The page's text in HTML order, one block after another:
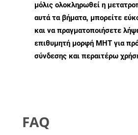
μόλις ολοκληρωθεί η
αυτά τα βήματα, μπορείτε
και να πραγματοποιήσετε
επιθυμητή μορφή MHT για
σύνδεσης και περαιτέρω
FAQ